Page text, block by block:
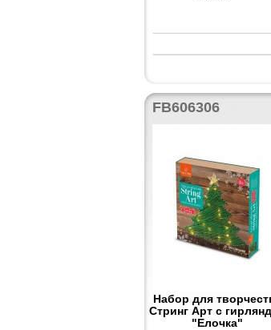
FB606306
Набор для
Стринг Арт с
"Елочка"